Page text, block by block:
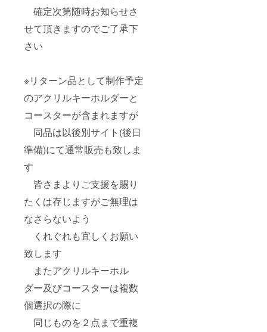
確定次第随時お知らせさ
せて頂きますのでご了承下
さい
※リターン品として制作予定
のアクリルキーホルダーと
コースターが含まれますが
同品は以後別サイト(後日
準備)にて通常販売も致しま
す
皆さまよりご支援を賜り
たくは存じますがご無理は
なさらないよう
くれぐれも宜しくお願い
致します
またアクリルキーホル
ダー及びコースターは複数
個選択の際に
同じものを２点まで重複